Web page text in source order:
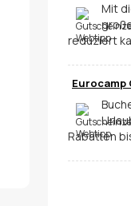
Mit
reduziert
Eurocamp
Rabatten